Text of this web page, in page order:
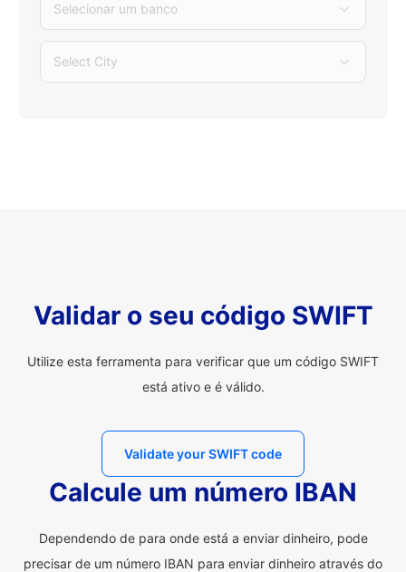
Selecionar um banco
Select City
Validar o seu código SWIFT
Utilize esta ferramenta para verificar que um código SWIFT
está ativo e é válido.
Validate your SWIFT code
Calcule um número IBAN
Dependendo de para onde está a enviar dinheiro, pode
precisar de um número IBAN para enviar dinheiro através do